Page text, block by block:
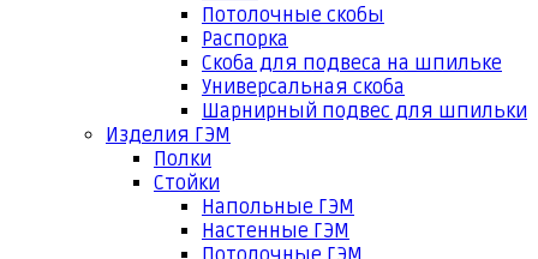
Потолочные скобы
Распорка
Скоба для подвеса на шпильке
Универсальная скоба
Шарнирный подвес для шпильки
Изделия ГЭМ
Полки
Стойки
Напольные ГЭМ
Настенные ГЭМ